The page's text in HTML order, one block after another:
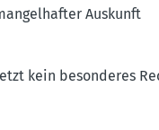
Auskunft
kein beson­deres